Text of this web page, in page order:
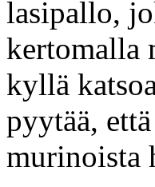
lasipallo,
kertomalla
kyllä
pyytää,
murinoista